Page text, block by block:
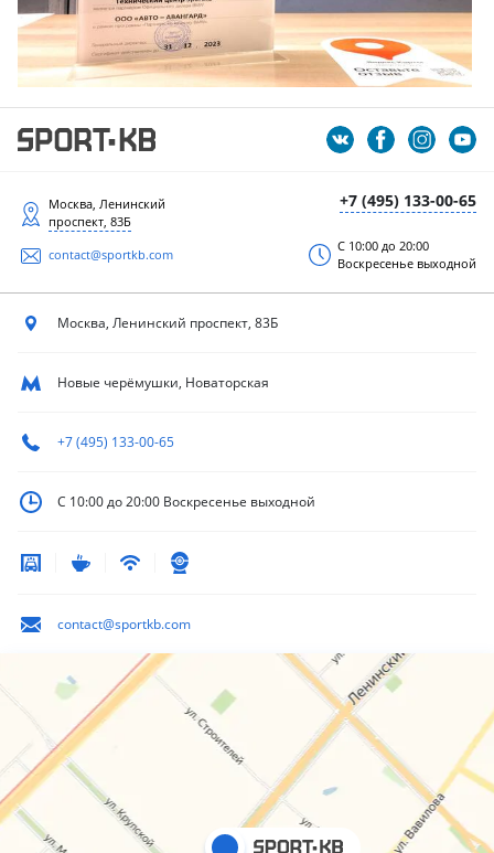
+7 (495) 133-00-65
Москва, Ленинский
проспект, 83Б
contact@sportkb.com
С 10:00 до 20:00
Воскресенье выходной
Москва, Ленинский проспект, 83Б
Новые черёмушки, Новаторская
+7 (495) 133-00-65
С 10:00 до 20:00 Воскресенье выходной
contact@sportkb.com